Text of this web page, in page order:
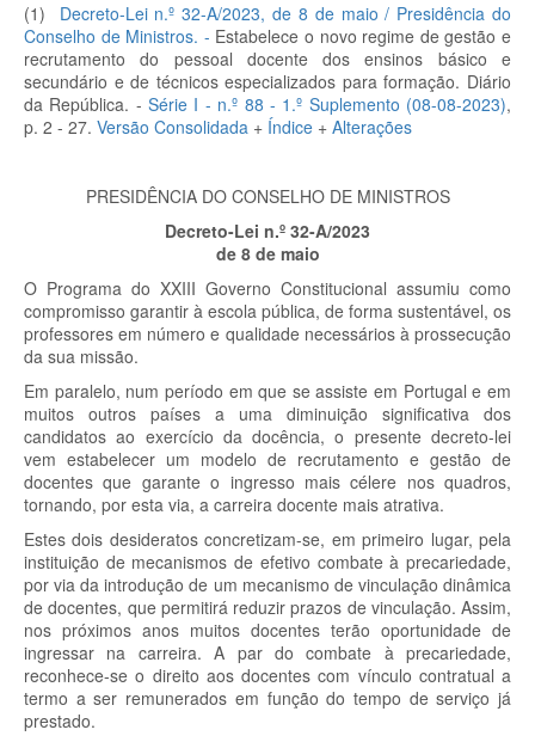
(1)
Decreto-Lei n.º 32-A/2023, de 8 de maio / Presidência do
Conselho de Ministros. - Estabelece o novo regime de gestão e
recrutamento do pessoal docente dos ensinos básico e
secundário e de técnicos especializados para formação. Diário
da República. -Série I - n.º 88 - 1.º Suplemento (08-08-2023),
p. 2 - 27. Versão Consolidada + Índice + Alterações
PRESIDÊNCIA DO CONSELHO DE MINISTROS
Decreto-Lei n.º 32-A/2023
de 8 de maio
O Programa do XXIII Governo Constitucional assumiu como
compromisso garantir à escola pública, de forma sustentável, os
professores em número e qualidade necessários à prossecução
da sua missão.
Em paralelo, num período em que se assiste em Portugal e em
muitos outros países a uma diminuição significativa dos
candidatos ao exercício da docência, o presente decreto-lei
vem estabelecer um modelo de recrutamento e gestão de
docentes que garante o ingresso mais célere nos quadros,
tornando, por esta via, a carreira docente mais atrativa.
Estes dois desideratos concretizam-se, em primeiro lugar, pela
instituição de mecanismos de efetivo combate à precariedade,
por via da introdução de um mecanismo de vinculação dinâmica
de docentes, que permitirá reduzir prazos de vinculação. Assim,
nos próximos anos muitos docentes terão oportunidade de
ingressar na carreira. A par do combate à precariedade,
reconhece-se o direito aos docentes com vínculo contratual a
termo a ser remunerados em função do tempo de serviço já
prestado.